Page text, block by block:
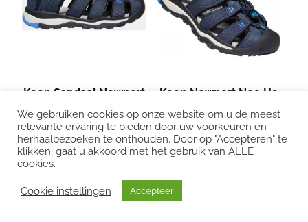
Keen Sandaal Newport
Neo H2 Children
Donkerblauw/Blauw
€ 69,95
Keen Newport Neo H2
Youth Sandaal Junior
Blauw
€ 69,95
We gebruiken cookies op onze website om u de meest
relevante ervaring te bieden door uw voorkeuren en
herhaalbezoeken te onthouden. Door op "Accepteren" te
klikken, gaat u akkoord met het gebruik van ALLE
cookies.
Cookie instellingen Accepteer